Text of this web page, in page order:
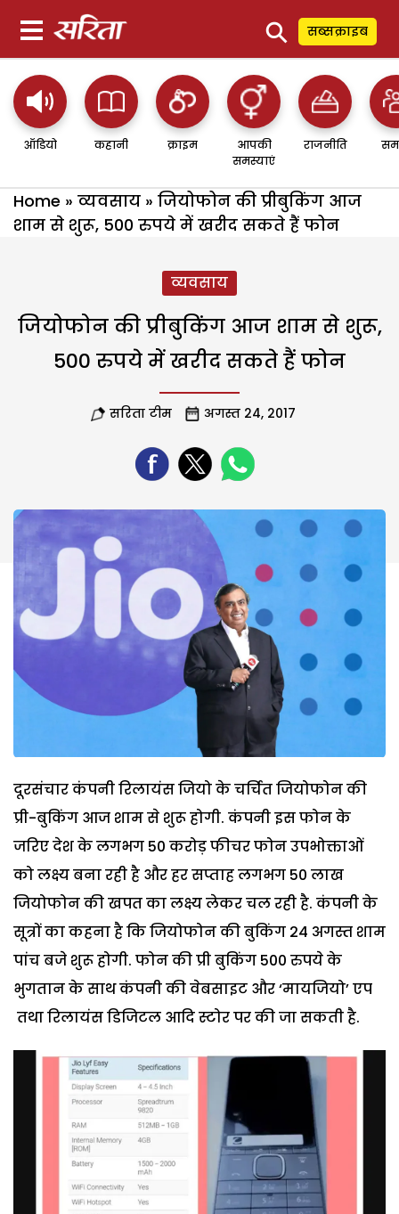
⚲ सब्सक्राइब
ऑडियो कहानी क्राइम
आपकी
समस्याएं
राजनीति
Home » व्यवसाय » जियोफोन की प्रीबुकिंग आज
शाम से शुरू, 500 रुपये में खरीद सकते हैं फोन
व्यवसाय
जियोफोन की प्रीबुकिंग आज शाम से शुरू,
500 रुपये में खरीद सकते हैं फोन
सरिता टीम अगस्त 24, 2017
दूरसंचार कंपनी रिलायंस जियो के चर्चित जियोफोन की
प्री-बुकिंग आज शाम से शुरू होगी. कंपनी इस फोन के
जरिए देश के लगभग 50 करोड़ फीचर फोन उपभोक्ताओं
को लक्ष्य बना रही है और हर सप्ताह लगभग 50 लाख
जियोफोन की खपत का लक्ष्य लेकर चल रही है. कंपनी के
सूत्रों का कहना है कि जियोफोन की बुकिंग 24 अगस्त शाम
पांच बजे शुरू होगी. फोन की प्री बुकिंग 500 रुपये के
भुगतान के साथ कंपनी की वेबसाइट और ‘मायजियो’ एप
तथा रिलायंस डिजिटल आदि स्टोर पर की जा सकती है.